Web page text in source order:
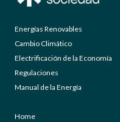
Energías Renovables
Cambio Climático
Electrificación de la Economía
Regulaciones
Manual de la Energía
Home